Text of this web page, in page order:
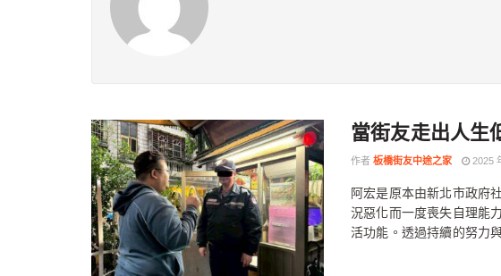
當街友走出人生
作者 板橋街友中途之家 2025
阿宏是原本由新北市政府
況惡化而一度喪失自理能
活功能。透過持續的努力